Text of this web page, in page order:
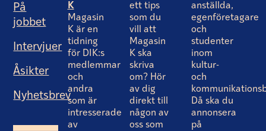
På
jobbet
Intervjuer
Åsikter
Nyhetsbrev
K
Magasin
K är en
tidning
för DIK:s
medlemmar
och
andra
som är
intresserade
av
ett tips
som du
vill att
Magasin
K ska
skriva
om? Hör
av dig
direkt till
någon av
oss som
anställda,
egenföretagare
och
studenter
inom
kultur-
och
Då ska du
annonsera
på